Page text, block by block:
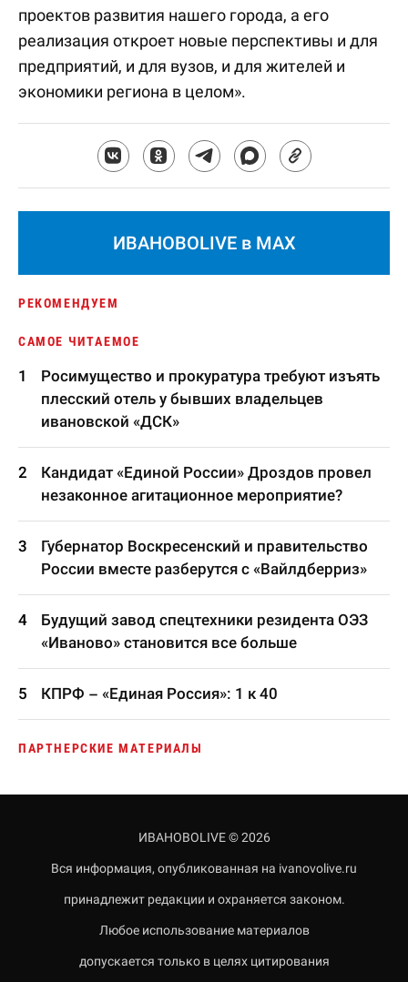
проектов развития нашего города, а его
реализация откроет новые перспективы и для
предприятий, и для вузов, и для жителей и
экономики региона в целом».
ИВАНОВОLIVE в MAX
РЕКОМЕНДУЕМ
САМОЕ ЧИТАЕМОЕ
Росимущество и прокуратура требуют изъять
плесский отель у бывших владельцев
ивановской «ДСК»
Кандидат «Единой России» Дроздов провел
незаконное агитационное мероприятие?
Губернатор Воскресенский и правительство
России вместе разберутся с «Вайлдберриз»
Будущий завод спецтехники резидента ОЭЗ
«Иваново» становится все больше
КПРФ – «Единая Россия»: 1 к 40
ПАРТНЕРСКИЕ МАТЕРИАЛЫ
ИВАНОВОLIVE © 2026
Вся информация, опубликованная на ivanovolive.ru
принадлежит редакции и охраняется законом.
Любое использование материалов
допускается только в целях цитирования